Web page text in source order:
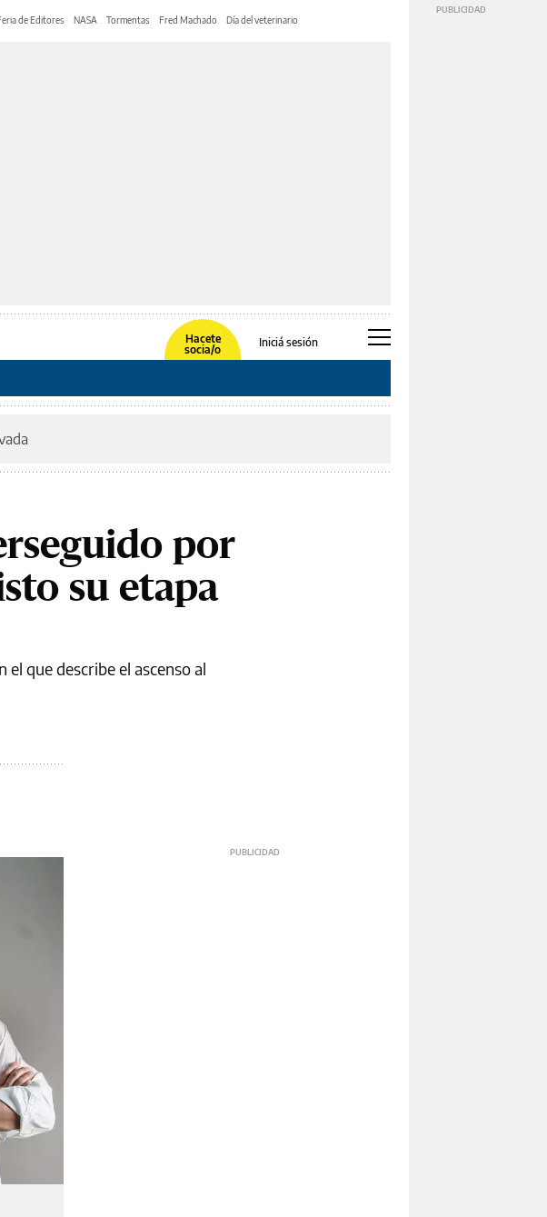
de Editores NASA Tormentas Fred Machado Día del veterinario
Hacete
socia/o
Iniciá sesión
por
su etapa
que describe el ascenso al